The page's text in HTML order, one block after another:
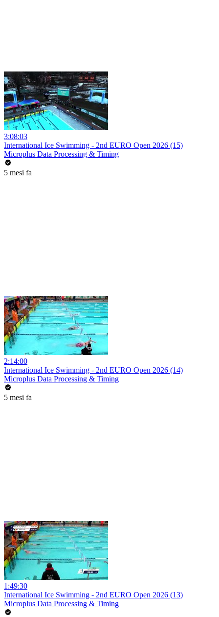
3:08:03
International Ice Swimming - 2nd EURO Open 2026 (15)
Microplus Data Processing & Timing
5 mesi fa
2:14:00
International Ice Swimming - 2nd EURO Open 2026 (14)
Microplus Data Processing & Timing
5 mesi fa
1:49:30
International Ice Swimming - 2nd EURO Open 2026 (13)
Microplus Data Processing & Timing